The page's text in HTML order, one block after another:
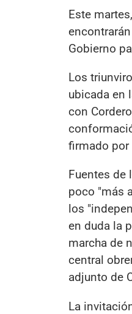
Este
Gobierno
Los
ubicada en
con
firmado por
Fuentes de
poco "más
los
en duda la
marcha de
central
adjunto de
La